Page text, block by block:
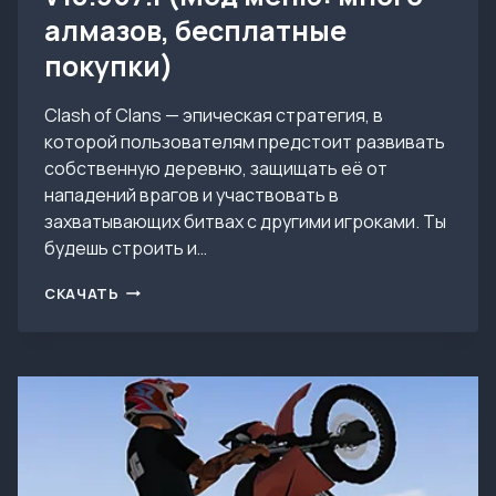
алмазов, бесплатные
покупки)
Clash of Clans — эпическая стратегия, в
которой пользователям предстоит развивать
собственную деревню, защищать её от
нападений врагов и участвовать в
захватывающих битвах с другими игроками. Ты
будешь строить и…
СКАЧАТЬ ВЗЛОМ
V18.367.1
(МОД
МЕНЮ:
МНОГО
АЛМАЗОВ,
БЕСПЛАТНЫЕ